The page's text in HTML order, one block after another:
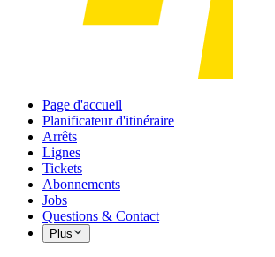
Page d'accueil
Planificateur d'itinéraire
Arrêts
Lignes
Tickets
Abonnements
Jobs
Questions & Contact
Plus